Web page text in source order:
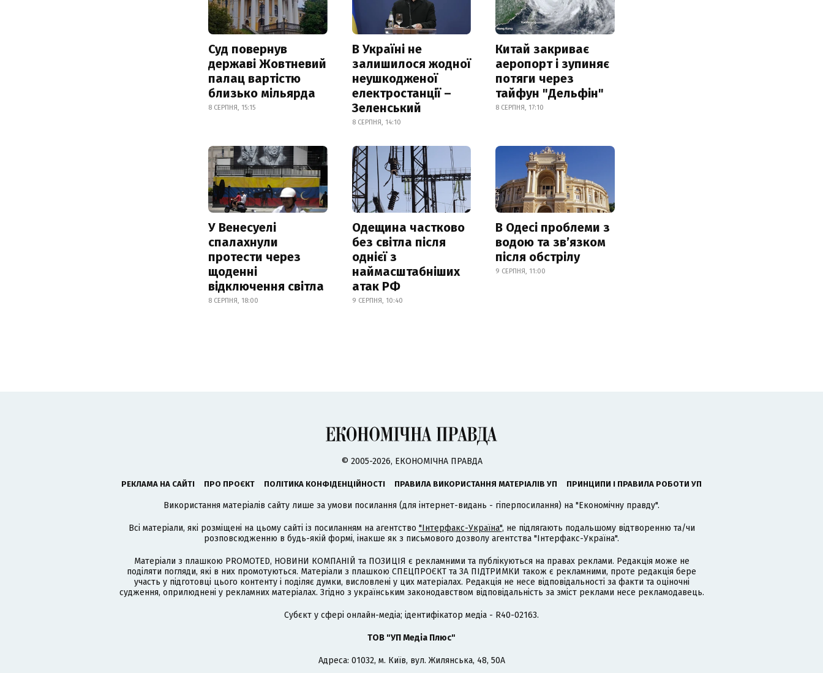
Суд повернув
державі Жовтневий
палац вартістю
близько мільярда
8 СЕРПНЯ, 15:15
В Україні не
залишилося жодної
неушкодженої
електростанції –
Зеленський
8 СЕРПНЯ, 14:10
Китай закриває
аеропорт і зупиняє
потяги через
тайфун "Дельфін"
8 СЕРПНЯ, 17:10
У Венесуелі
спалахнули
протести через
щоденні
відключення світла
8 СЕРПНЯ, 18:00
Одещина частково
без світла після
однієї з
наймасштабніших
атак РФ
9 СЕРПНЯ, 10:40
В Одесі проблеми з
водою та звʼязком
після обстрілу
9 СЕРПНЯ, 11:00
© 2005-2026, ЕКОНОМІЧНА ПРАВДА
РЕКЛАМА НА САЙТІ ПРО ПРОЄКТ ПОЛІТИКА КОНФІДЕНЦІЙНОСТІ ПРАВИЛА ВИКОРИСТАННЯ МАТЕРІАЛІВ УП ПРИНЦИПИ І ПРАВИЛА РОБОТИ УП
Використання матеріалів сайту лише за умови посилання (для інтернет-видань - гіперпосилання) на "Економічну правду".
Всі матеріали, які розміщені на цьому сайті із посиланням на агентство "Інтерфакс-Україна", не підлягають подальшому відтворенню та/чи
розповсюдженню в будь-якій формі, інакше як з письмового дозволу агентства "Інтерфакс-Україна".
Матеріали з плашкою PROMOTED, НОВИНИ КОМПАНІЙ та ПОЗИЦІЯ є рекламними та публікуються на правах реклами. Редакція може не
поділяти погляди, які в них промотуються. Матеріали з плашкою СПЕЦПРОЄКТ та ЗА ПІДТРИМКИ також є рекламними, проте редакція бере
участь у підготовці цього контенту і поділяє думки, висловлені у цих матеріалах. Редакція не несе відповідальності за факти та оціночні
судження, оприлюднені у рекламних матеріалах. Згідно з українським законодавством відповідальність за зміст реклами несе рекламодавець.
Cубєкт у сфері онлайн-медіа; ідентифікатор медіа - R40-02163.
ТОВ "УП Медіа Плюс"
Адреса: 01032, м. Київ, вул. Жилянська, 48, 50А